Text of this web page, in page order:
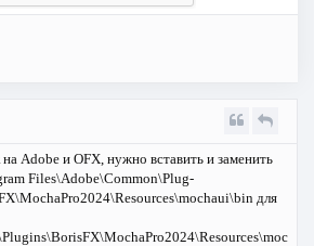
на Adobe и OFX, нужно вставить и заменить
Files\Adobe\Common\Plug-
для